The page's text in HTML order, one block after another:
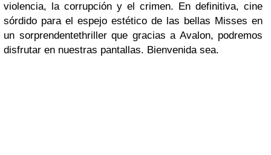
violencia, la corrupción y el crimen. En definitiva, cine
sórdido para el espejo estético de las bellas Misses en
un sorprendentethriller que gracias a Avalon, podremos
disfrutar en nuestras pantallas. Bienvenida sea.